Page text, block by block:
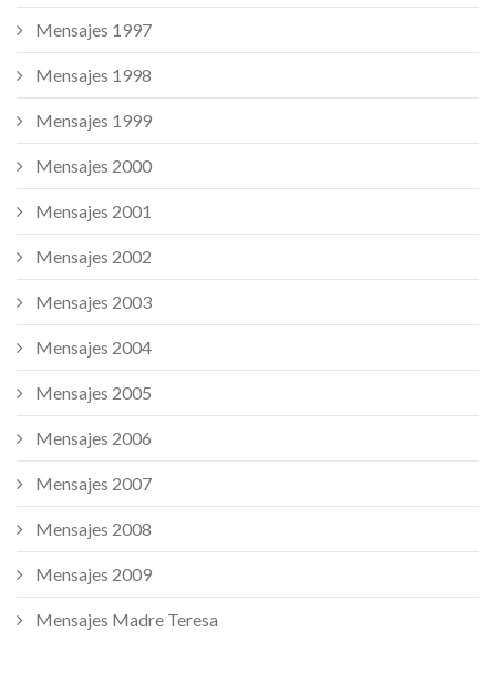
Mensajes 1997
Mensajes 1998
Mensajes 1999
Mensajes 2000
Mensajes 2001
Mensajes 2002
Mensajes 2003
Mensajes 2004
Mensajes 2005
Mensajes 2006
Mensajes 2007
Mensajes 2008
Mensajes 2009
Mensajes Madre Teresa